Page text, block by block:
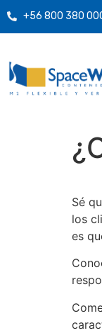
+56 800 380
Sé
los
es